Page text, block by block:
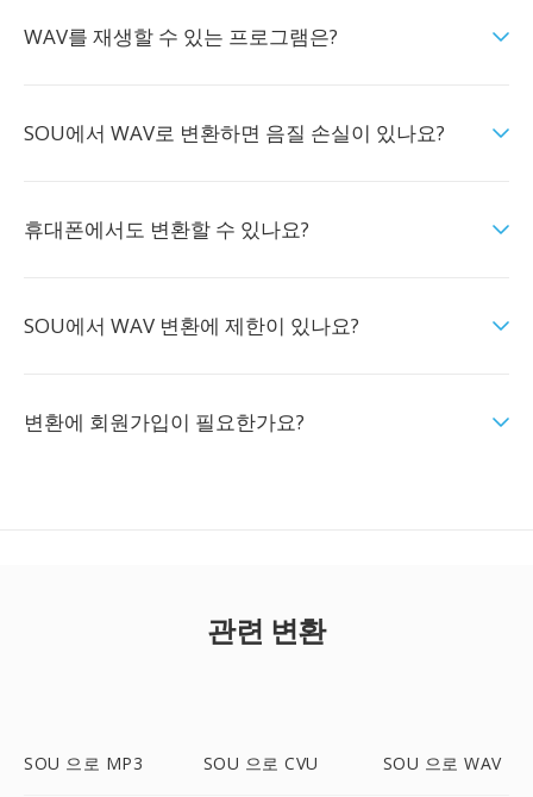
WAV를 재생할 수 있는 프로그램은?
SOU에서 WAV로 변환하면 음질 손실이 있나요?
휴대폰에서도 변환할 수 있나요?
SOU에서 WAV 변환에 제한이 있나요?
변환에 회원가입이 필요한가요?
관련 변환
SOU 으로 MP3 SOU 으로 CVU SOU 으로 WAV